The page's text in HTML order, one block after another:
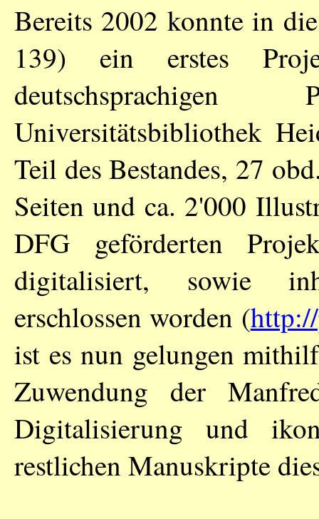
Bereits 2002 konnte in
139) ein erstes
deutschsprachigen
Universitätsbibliothek
Teil des Bestandes, 27
Seiten und ca. 2'000
DFG geförderten
digitalisiert, sowie
erschlossen worden (
ist es nun gelungen
Zuwendung der
Digitalisierung und
restlichen Manuskripte